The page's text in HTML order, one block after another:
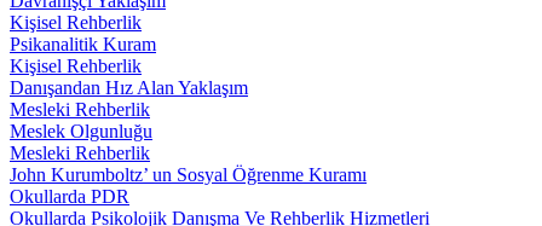
Kişisel Rehberlik
Psikanalitik Kuram
Kişisel Rehberlik
Danışandan Hız Alan Yaklaşım
Mesleki Rehberlik
Meslek Olgunluğu
Mesleki Rehberlik
John Kurumboltz’ un Sosyal Öğrenme Kuramı
Okullarda PDR
Okullarda Psikolojik Danışma Ve Rehberlik Hizmetleri